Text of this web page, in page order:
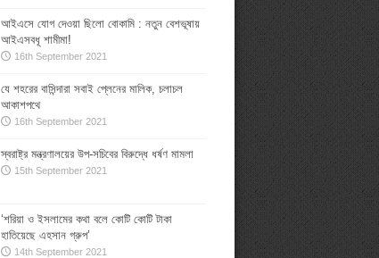
আইএসে যোগ দেওয়া ছিলো বোকামি : নতুন বেশভূষায়
আইএসবধূ শামীমা!
16th September 2021
যে শহরের বাসিন্দারা সবাই প্লেনের মালিক, চলাচল
আকাশপথে
16th September 2021
স্বরাষ্ট্র মন্ত্রণালয়ের উপ-সচিবের বিরুদ্ধে ধর্ষণ মামলা
15th September 2021
‘শরিয়া ও ইসলামের কথা বলে কোটি কোটি টাকা
হাতিয়েছে এহসান গ্রুপ’
14th September 2021